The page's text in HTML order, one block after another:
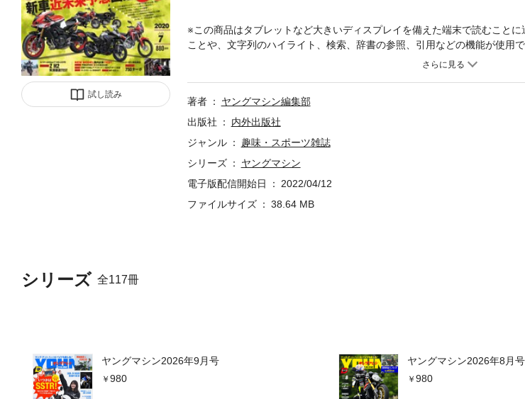
試し読み
シリーズ 全117冊
ヤングマシン2026年9月号
980
ヤングマシン2026年8月号
980
※この商品はタブレットなど大きいディスプレイを備えた端末で読むこと
ことや、文字列のハイライト、検索、辞書の参照、引用などの機能が使用
ングマシン7月号は、新型コロナウイルスの脅威が去った後に訪れる未来
ージドネイキッド「Z H2」試乗記や750ターボ解説あり。冊子付録のワー
コロナとバイク界32新車近未来予想図鑑35車・内燃機関は最後の煌めき？
エンジンで３度おいしい！Etc58YM-LAB (ADV150RALLY)602020NEW
AMAHA TMAX560 VS TMAX530・INDIAN FTR1200RALLY74新製品テ
2CUSTOM MACHINE97RECOMMEND CUSTOM PARTS別冊付録
著者
ヤングマシン編集部
出版社
内外出版社
ジャンル
趣味・スポーツ雑誌
シリーズ
ヤングマシン
電子版配信開始日
2022/04/12
ファイルサイズ
38.64 MB